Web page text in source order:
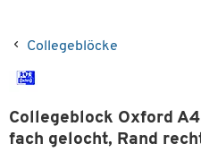
Collegeblöcke
Collegeblock Oxford
fach gelocht, Rand